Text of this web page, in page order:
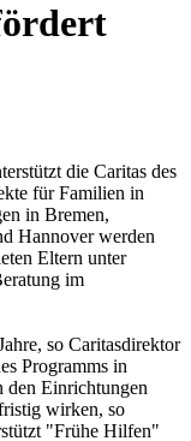
die Caritas des
für Familien in
in Bremen,
Hannover werden
Eltern unter
im
so Caritasdirektor
Programms in
den Einrichtungen
wirken, so
"Frühe Hilfen"